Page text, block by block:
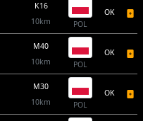
K16
10km
POL
OK
M40
10km
POL
OK
M30
10km
POL
OK